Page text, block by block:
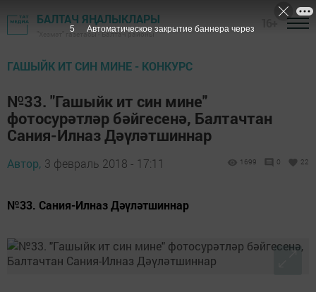
БАЛТАЧ ЯҢАЛЫКЛАРЫ
"Хезмәт" газетасы - Балтач районы
ГАШЫЙК ИТ СИН МИНЕ - КОНКУРС
№33. "Гашыйк ит син мине"
фотосурәтләр бәйгесенә, Балтачтан
Сания-Илназ Дәүләтшиннар
Автор, 3 февраль 2018 - 17:11 1699 0 22
№33. Сания-Илназ Дәүләтшиннар
4 Автоматическое закрытие баннера через